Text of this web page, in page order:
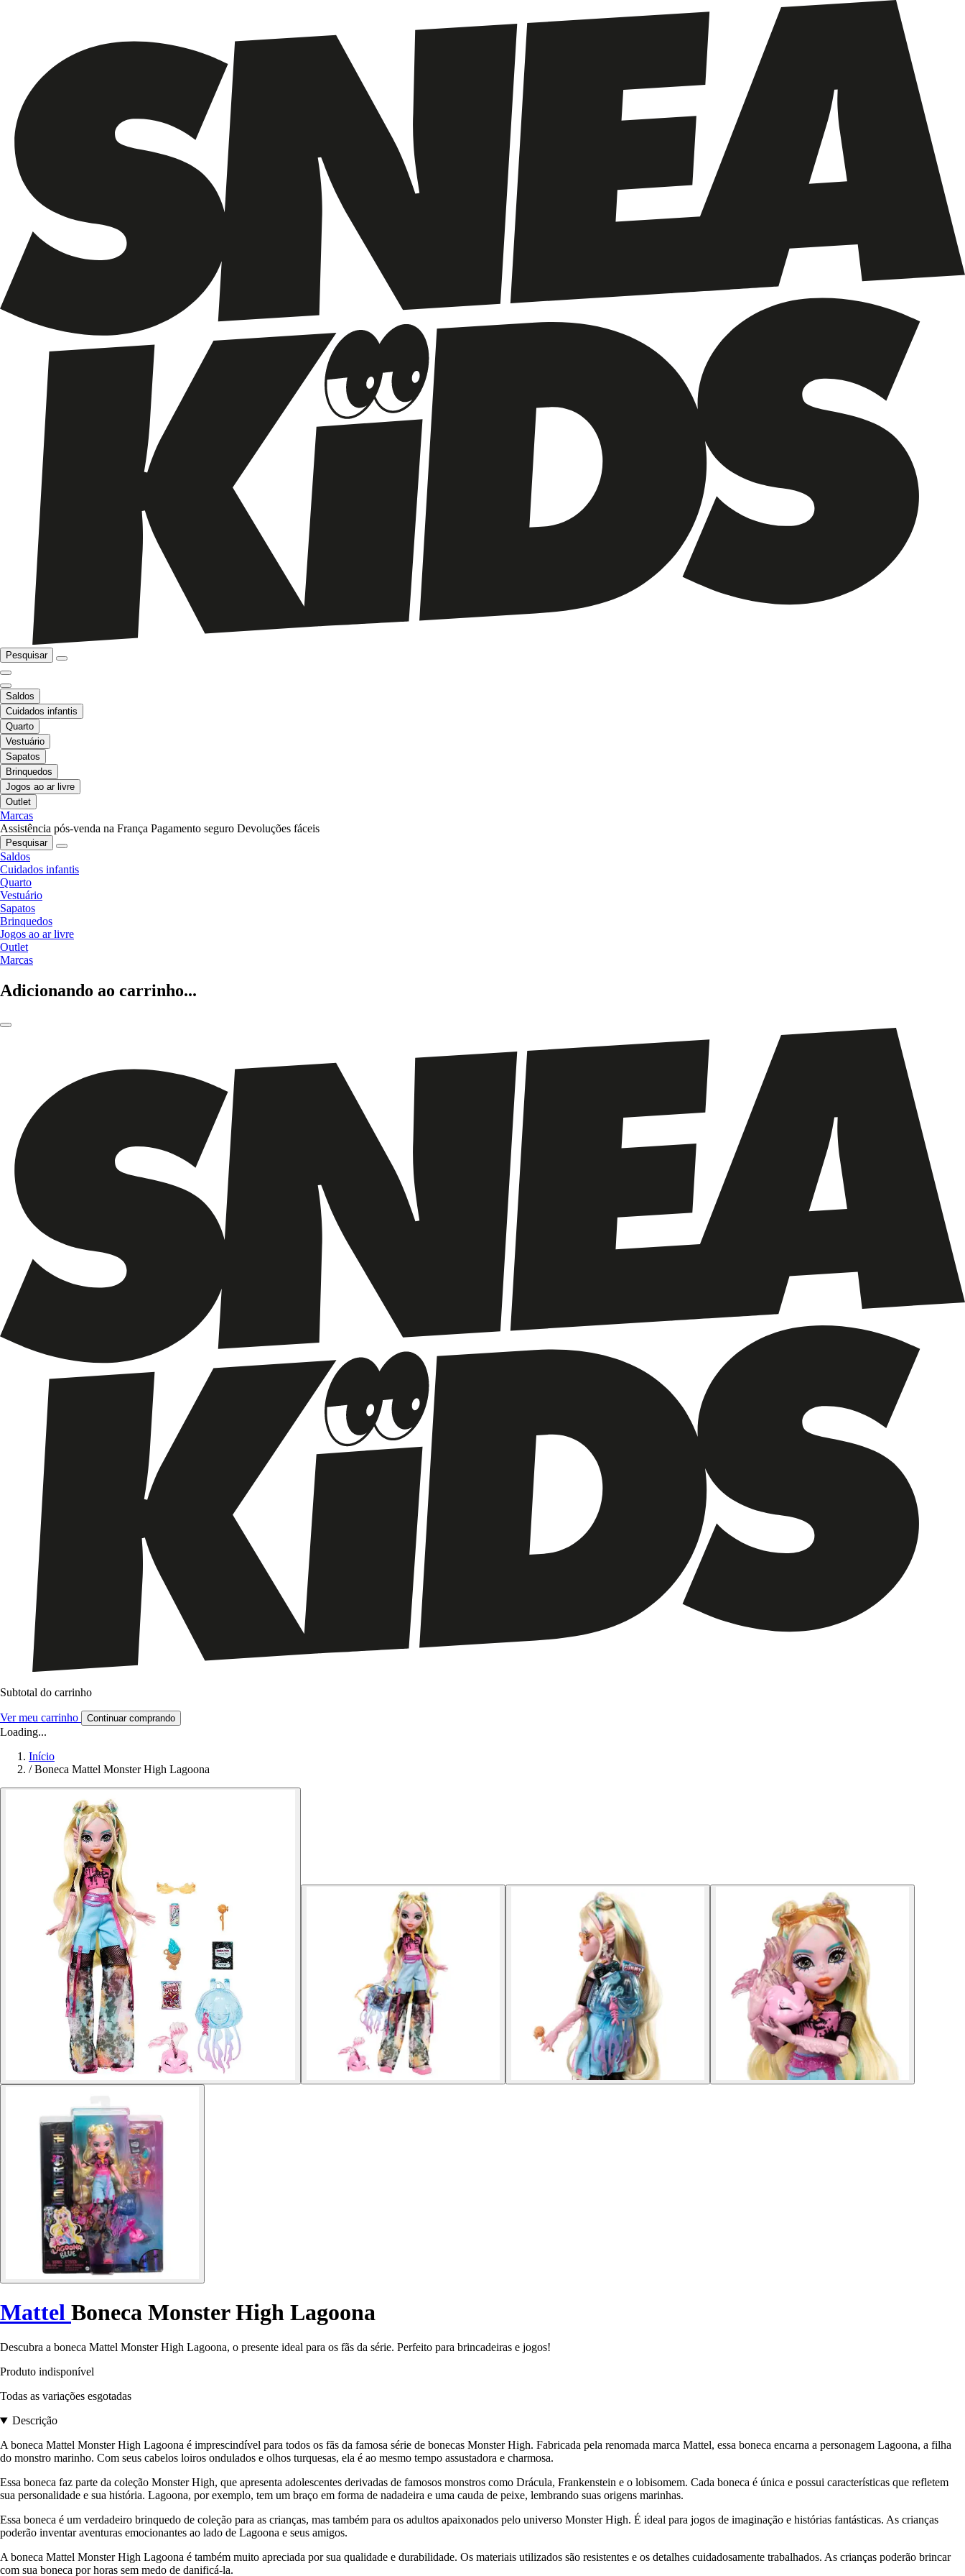
Pesquisar
Saldos
Cuidados infantis
Quarto
Vestuário
Sapatos
Brinquedos
Jogos ao ar livre
Outlet
Marcas
Assistência pós-venda na França Pagamento seguro Devoluções fáceis
Pesquisar
Saldos
Cuidados infantis
Quarto
Vestuário
Sapatos
Brinquedos
Jogos ao ar livre
Outlet
Marcas
Adicionando ao carrinho...
Subtotal do carrinho
Ver meu carrinho Continuar comprando
Loading...
Início
/ Boneca Mattel Monster High Lagoona
Mattel Boneca Monster High Lagoona
Descubra a boneca Mattel Monster High Lagoona, o presente ideal para os fãs da série. Perfeito para brincadeiras e jogos!
Produto indisponível
Todas as variações esgotadas
Descrição
A boneca Mattel Monster High Lagoona é imprescindível para todos os fãs da famosa série de bonecas Monster High. Fabricada pela renomada marca Mattel, essa boneca encarna a personagem Lagoona, a filha
do monstro marinho. Com seus cabelos loiros ondulados e olhos turquesas, ela é ao mesmo tempo assustadora e charmosa.
Essa boneca faz parte da coleção Monster High, que apresenta adolescentes derivadas de famosos monstros como Drácula, Frankenstein e o lobisomem. Cada boneca é única e possui características que refletem
sua personalidade e sua história. Lagoona, por exemplo, tem um braço em forma de nadadeira e uma cauda de peixe, lembrando suas origens marinhas.
Essa boneca é um verdadeiro brinquedo de coleção para as crianças, mas também para os adultos apaixonados pelo universo Monster High. É ideal para jogos de imaginação e histórias fantásticas. As crianças
poderão inventar aventuras emocionantes ao lado de Lagoona e seus amigos.
A boneca Mattel Monster High Lagoona é também muito apreciada por sua qualidade e durabilidade. Os materiais utilizados são resistentes e os detalhes cuidadosamente trabalhados. As crianças poderão brincar
com sua boneca por horas sem medo de danificá-la.